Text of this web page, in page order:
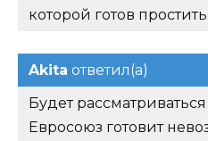
которой готов
Akita ответил(а)
Будет
Евросоюз готовит